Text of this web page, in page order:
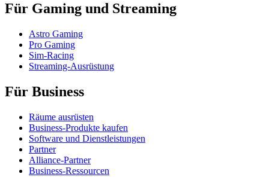
Für Gaming und Streaming
Astro Gaming
Pro Gaming
Sim-Racing
Streaming-Ausrüstung
Für Business
Räume ausrüsten
Business-Produkte kaufen
Software und Dienstleistungen
Partner
Alliance-Partner
Business-Ressourcen